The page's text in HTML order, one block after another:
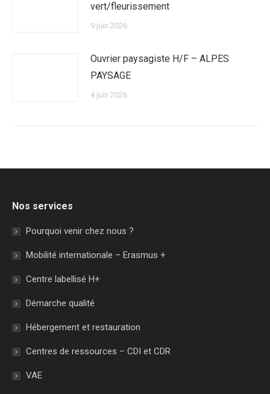
vert/fleurissement
9 juin 2026
Ouvrier paysagiste H/F – ALPES
PAYSAGE
4 juin 2026
Nos services
Pourquoi venir chez nous ?
Mobilité internationale – Erasmus +
Centre labellisé H+
Démarche qualité
Hébergement et restauration
Centres de ressources – CDI et CDR
VAE